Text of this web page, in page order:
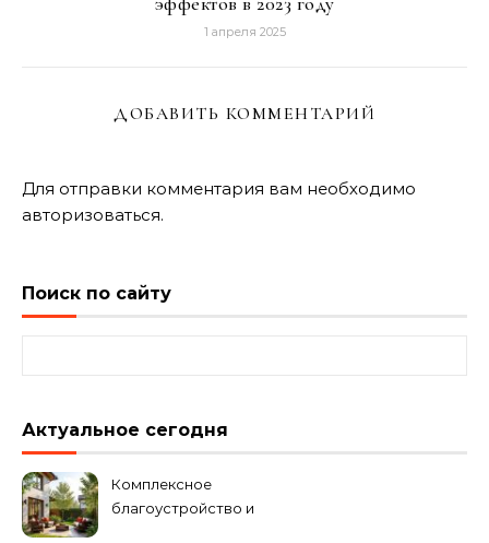
1 апреля 2025
ДОБАВИТЬ КОММЕНТАРИЙ
Для отправки комментария вам необходимо
авторизоваться.
Поиск по сайту
Актуальное сегодня
Комплексное
благоустройство и